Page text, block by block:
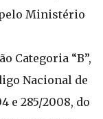
Ministério
Categoria “B”,
Nacional de
e 285/2008, do